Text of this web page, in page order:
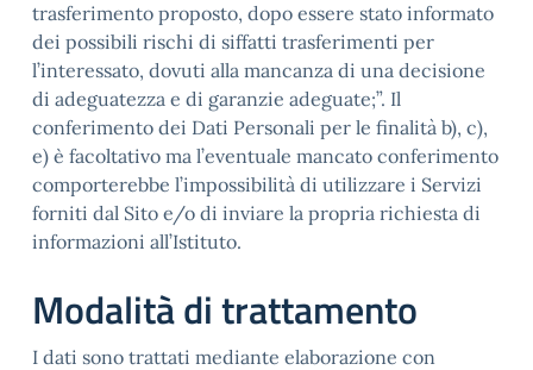
trasferimento proposto, dopo essere stato informato
dei possibili rischi di siffatti trasferimenti per
l’interessato, dovuti alla mancanza di una decisione
di adeguatezza e di garanzie adeguate;”. Il
conferimento dei Dati Personali per le finalità b), c),
e) è facoltativo ma l’eventuale mancato conferimento
comporterebbe l’impossibilità di utilizzare i Servizi
forniti dal Sito e/o di inviare la propria richiesta di
informazioni all’Istituto.
Modalità di trattamento
I dati sono trattati mediante elaborazione con